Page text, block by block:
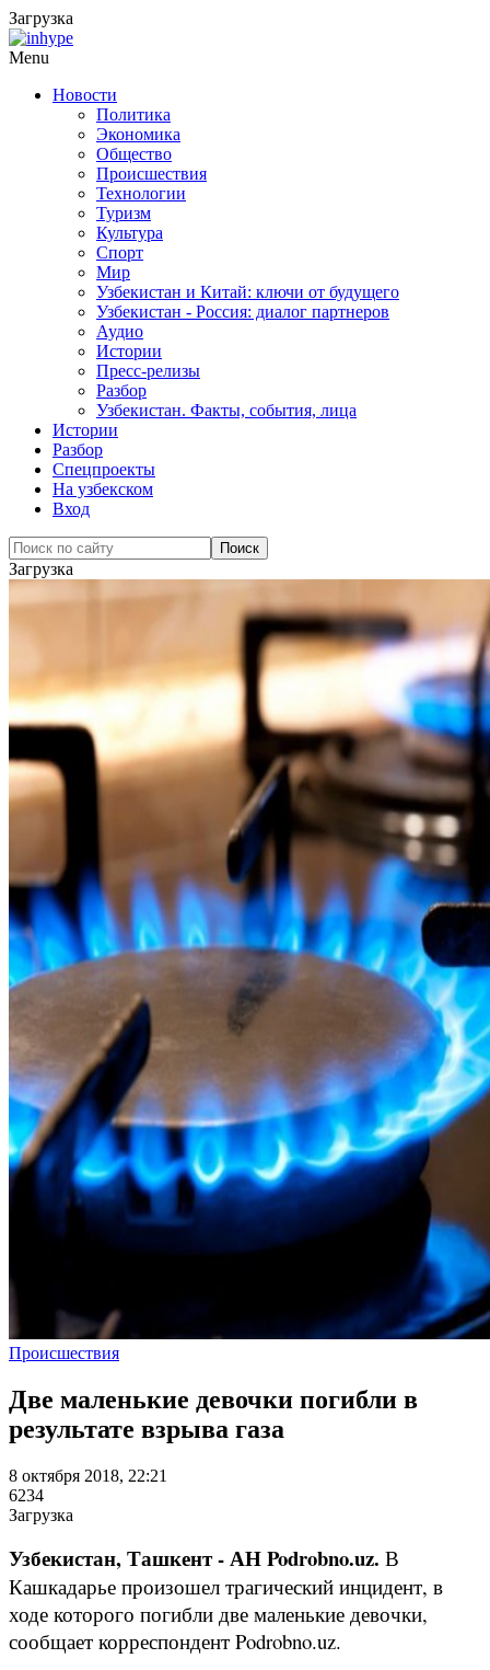
Загрузка
Menu
Новости
Политика
Экономика
Общество
Происшествия
Технологии
Туризм
Культура
Спорт
Мир
Узбекистан и Китай: ключи от будущего
Узбекистан - Россия: диалог партнеров
Аудио
Истории
Пресс-релизы
Разбор
Узбекистан. Факты, события, лица
Истории
Разбор
Спецпроекты
На узбекском
Вход
Загрузка
Происшествия
Две маленькие девочки погибли в
результате взрыва газа
8 октября 2018, 22:21
6234
Загрузка
Узбекистан, Ташкент - АН Podrobno.uz. В
Кашкадарье произошел трагический инцидент, в
ходе которого погибли две маленькие девочки,
сообщает корреспондент Podrobno.uz.